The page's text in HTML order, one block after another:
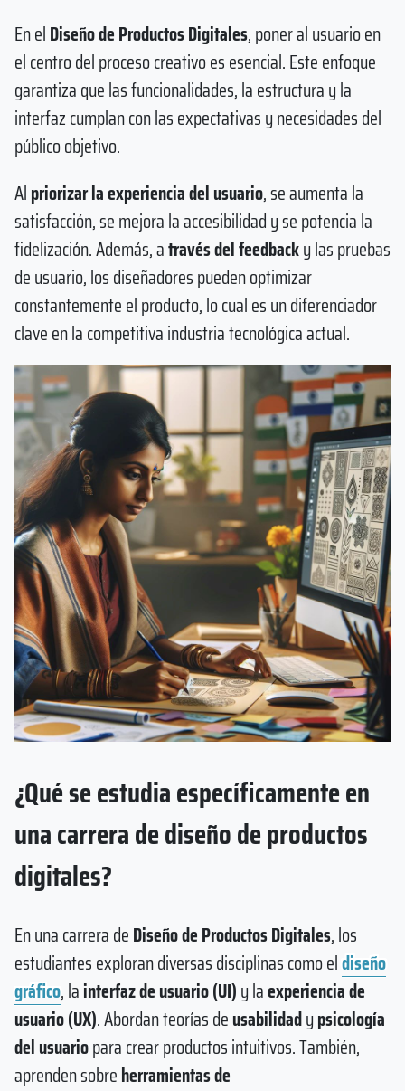
En elDiseño de Productos Digitales, poner al usuario en
el centro del proceso creativo es esencial. Este enfoque
garantiza que las funcionalidades, la estructura y la
interfaz cumplan con las expectativas y necesidades del
público objetivo.
Alpriorizar la experiencia del usuario, se aumenta la
satisfacción, se mejora la accesibilidad y se potencia la
fidelización. Además, através del feedbacky las pruebas
de usuario, los diseñadores pueden optimizar
constantemente el producto, lo cual es un diferenciador
clave en la competitiva industria tecnológica actual.
¿Qué se estudia específicamente en
una carrera de diseño de productos
digitales?
En una carrera deDiseño de Productos Digitales, los
estudiantes exploran diversas disciplinas como eldiseño
gráfico, lainterfaz de usuario (UI)y laexperiencia de
usuario (UX). Abordan teorías deusabilidadypsicología
del usuariopara crear productos intuitivos. También,
aprenden sobreherramientas de